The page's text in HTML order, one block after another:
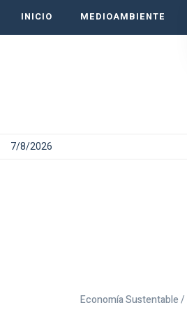
INICIO MEDIOAMBIENTE
7/8/2026
Economía Sustentable /